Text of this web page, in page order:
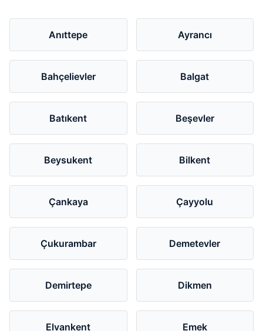
Anıttepe Ayrancı
Bahçelievler Balgat
Batıkent Beşevler
Beysukent Bilkent
Çankaya Çayyolu
Çukurambar Demetevler
Demirtepe Dikmen
Elvankent Emek